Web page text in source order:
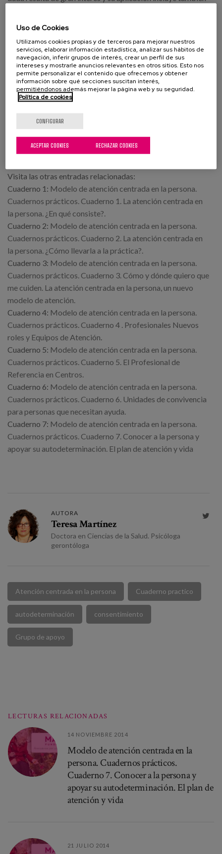
cognitivo.
Una metodología que supone el desempeño de nuevos roles
y cometidos profesionales para los profesionales de centro
ya que propone una forma nueva de trabajar en equipo al
incorporarse al mismo la persona usuaria y otros miembros
que no son profesionales. Otro nuevo reto que requiere
profesionales.
Haz Click para laDescarga del Cuaderno 8
encuentra en Euskera y Castellano)
Visita las otras entradas relacionadas:
Cuaderno 1: Modelo de atención centrada en la persona.
Cuadernos prácticos. Cuaderno 1. La atención centrada en
la persona. ¿En qué consiste?.
Cuaderno 2: Modelo de atención centrada en la persona.
Cuadernos prácticos. Cuaderno 2. La atención centrada en
la persona. ¿Cómo llevarla a la práctica?.
Cuaderno 3: Modelo de atención centrada en la persona.
Cuadernos prácticos. Cuaderno 3. Cómo y dónde quiero que
me cuiden. La atención centrada en la persona, un nuevo
modelo de atención.
Cuaderno 4: Modelo de atención centrada en la persona.
Cuadernos prácticos. Cuaderno 4 . Profesionales Nuevos
roles y Equipos de Atención.
Cuaderno 5: Modelo de atención centrada en la persona.
Cuadernos prácticos. Cuaderno 5. El Profesional de
Referencia en Centros.
Cuaderno 6: Modelo de atención centrada en la persona.
Cuadernos prácticos. Cuaderno 6. Unidades de convivencia
para personas que necesitan ayuda.
Cuaderno 7: Modelo de atención centrada en la persona.
Cuadernos prácticos. Cuaderno 7. Conocer a la persona y
apoyar su autodeterminación. El plan de atención y vida
AUTORA
Teresa Martínez
Doctora en Ciencias de la Salud. Psicóloga
gerontóloga

Atención centrada en la persona Cuaderno practico
autodeterminación consentimiento
Grupo de apoyo
LECTURAS RELACIONADAS
14 NOVIEMBRE 2014
Modelo de atención centrada en la
persona. Cuadernos prácticos.
Cuaderno 7. Conocer a la persona y
apoyar su autodeterminación. El plan de
atención y vida
21 JULIO 2014
Uso de Cookies
Utilizamos cookies propias y de terceros para mejorar nuestros
servicios, elaborar información estadística, analizar sus hábitos de
navegación, inferir grupos de interés, crear un perfil de sus
intereses y mostrarle anuncios relevantes en otros sitios. Esto nos
permite personalizar el contenido que ofrecemos y obtener
información sobre qué secciones suscitan interés,
permitiéndonos además mejorar la página web y su seguridad.
Política de cookies
CONFIGURAR
RECHAZAR COOKIES
ACEPTAR COOKIES